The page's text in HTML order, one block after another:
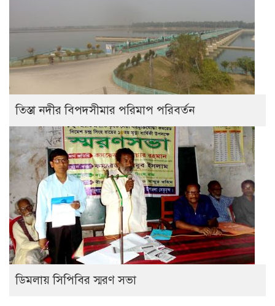
তিস্তা নদীর বিপদসীমার পরিমাপ পরিবর্তন
ডিমলায় সিপিবির স্মরণ সভা